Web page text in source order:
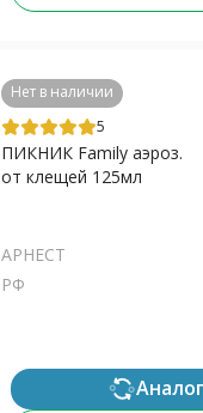
Нет в наличии
5
ПИКНИК Family аэроз.
от клещей 125мл
АРНЕСТ
РФ